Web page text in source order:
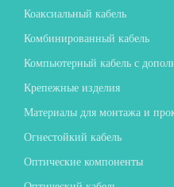
Коаксиальный кабель
Комбинированный кабель
Компьютерный кабель с
Крепежные изделия
Материалы для монтажа и
Огнестойкий кабель
Оптические компоненты